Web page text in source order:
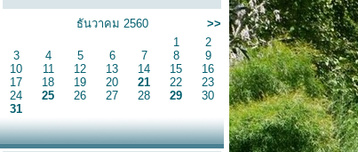
ธันวาคม 2560
>>
1
2
3
4 5 6 7 8
9
10
11 12 13 14 15
16
17
18 19 20 21 22
23
24
25 26 27 28 29
30
31